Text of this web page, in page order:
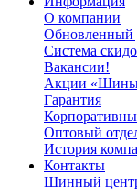
О компании
Обновленный
Система
Вакансии!
Акции
Гарантия
Оптовый
История
Контакты
Шинный